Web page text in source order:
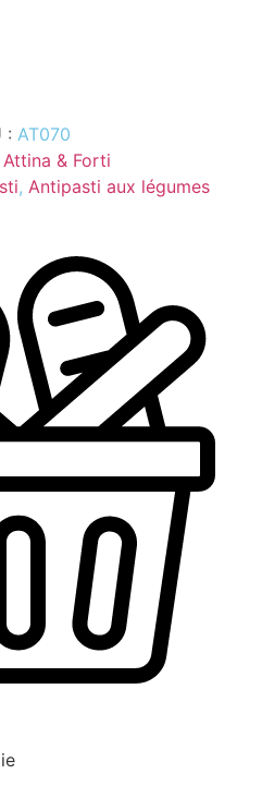
: AT070
Attina & Forti
, Antipasti aux légumes